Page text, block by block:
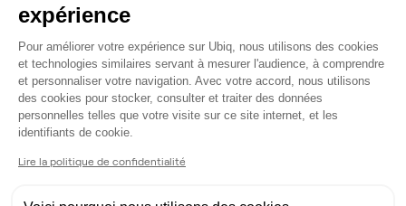
8postes • 50 m²
1 300 €
Dispo
Bureau privé
700 €
expérience
Plateforme de Gestion du
Pour améliorer votre expérience sur Ubiq, nous utilisons des cookies
et technologies similaires servant à mesurer l'audience, à comprendre
et personnaliser votre navigation. Avec votre accord, nous utilisons
des cookies pour stocker, consulter et traiter des données
personnelles telles que votre visite sur ce site internet, et les
identifiants de cookie.
Lire la politique de confidentialité